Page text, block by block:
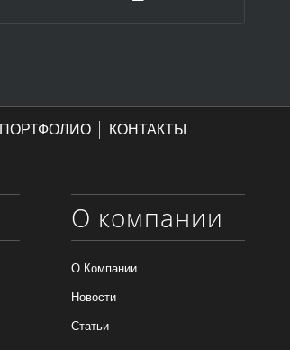
ПОРТФОЛИО КОНТАКТЫ
О компании
О Компании
Новости
Статьи